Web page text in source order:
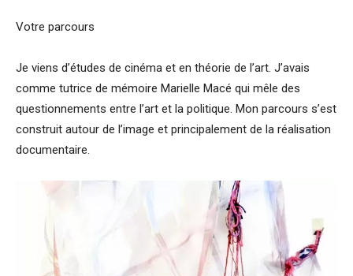
Votre parcours
Je viens d’études de cinéma et en théorie de l’art. J’avais
comme tutrice de mémoire Marielle Macé qui mêle des
questionnements entre l’art et la politique. Mon parcours s’est
construit autour de l’image et principalement de la réalisation
documentaire.